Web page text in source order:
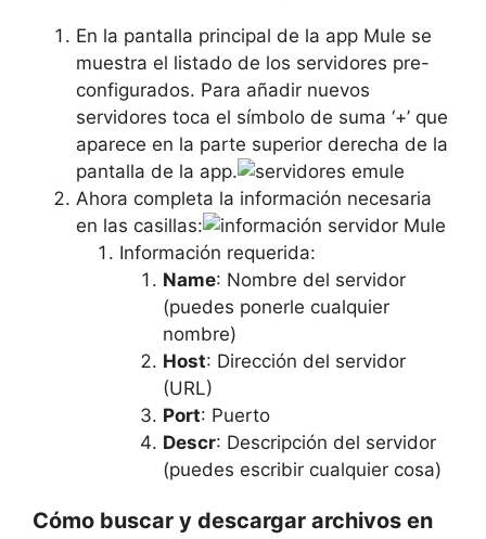
En la pantalla principal de la app Mule se
muestra el listado de los servidores pre-
configurados. Para añadir nuevos
servidores toca el símbolo de suma ‘+’ que
aparece en la parte superior derecha de la
pantalla de la app.
Ahora completa la información necesaria
en las casillas:
Información requerida:
Name: Nombre del servidor
(puedes ponerle cualquier
nombre)
Host: Dirección del servidor
(URL)
Port: Puerto
Descr: Descripción del servidor
(puedes escribir cualquier cosa)
Cómo buscar y descargar archivos en